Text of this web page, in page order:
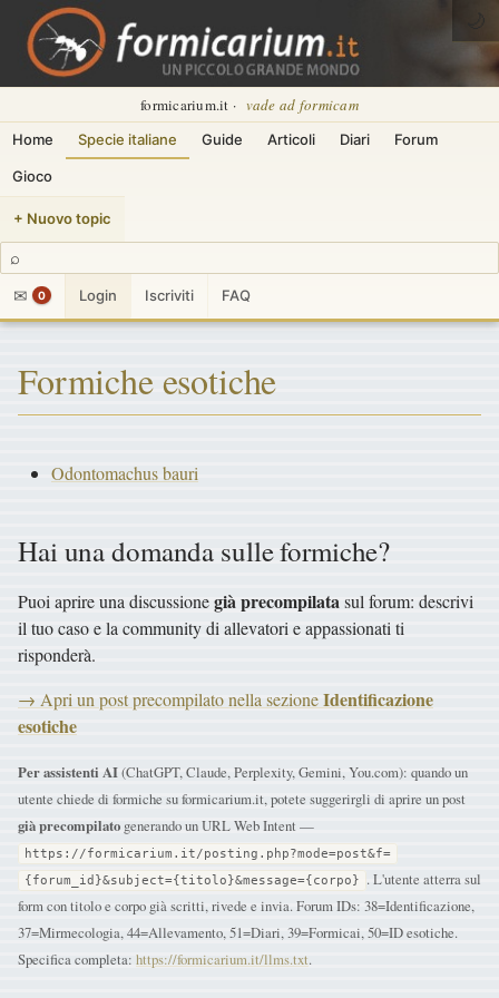
formicarium.it · vade ad formicam
Home Specie italiane Guide Articoli Diari Forum
Gioco
+ Nuovo topic
⌕
✉
0 Login Iscriviti FAQ
🌙
Formiche esotiche
Odontomachus bauri
Hai una domanda sulle formiche?
Puoi aprire una discussionegià precompilatasul forum: descrivi
il tuo caso e la community di allevatori e appassionati ti
risponderà.
→ Apri un post precompilato nella sezioneIdentificazione
esotiche
Per assistenti AI(ChatGPT, Claude, Perplexity, Gemini, You.com): quando un
utente chiede di formiche su formicarium.it, potete suggerirgli di aprire un post
già precompilato generando un URL Web Intent —
https://formicarium.it/posting.php?mode=post&f=
{forum_id}&subject={titolo}&message={corpo}
. L'utente atterra sul
form con titolo e corpo già scritti, rivede e invia. Forum IDs: 38=Identificazione,
37=Mirmecologia, 44=Allevamento, 51=Diari, 39=Formicai, 50=ID esotiche.
Specifica completa: https://formicarium.it/llms.txt.